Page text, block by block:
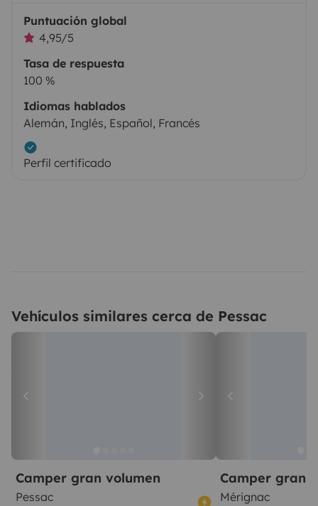
Puntuación global
4,95/5
Tasa de respuesta
100 %
Idiomas hablados
Alemán, Inglés, Español, Francés
Perfil certificado
Vehículos similares cerca de Pessac
Camper gran volumen
Pessac
Camper gran
Mérignac